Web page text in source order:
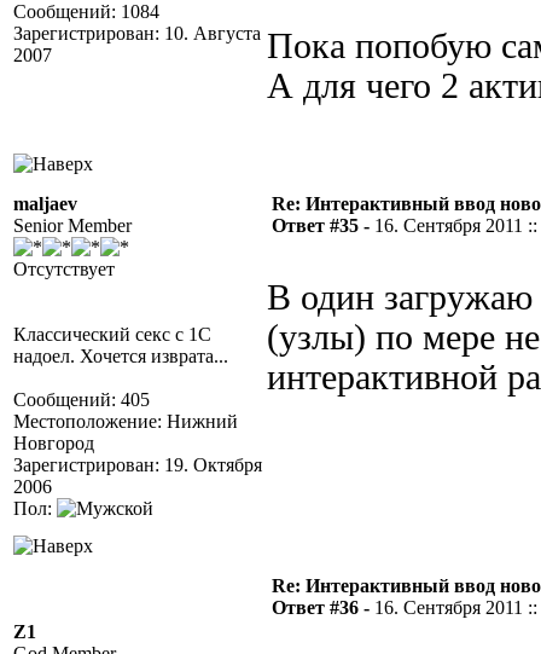
Сообщений: 1084
Зарегистрирован: 10. Августа
2007
Пока попобую
А для чего 2
maljaev
Senior Member
Отсутствует
Классический секс с 1С
надоел. Хочется изврата...
Сообщений: 405
Местоположение: Нижний
Новгород
Зарегистрирован: 19. Октября
2006
Пол:
Re: Интерактивный ввод
Ответ #35 - 16. Сентября 2011
В один загружаю
(узлы) по мере
интерактивной
Z1
Re: Интерактивный ввод
Ответ #36 - 16. Сентября 2011